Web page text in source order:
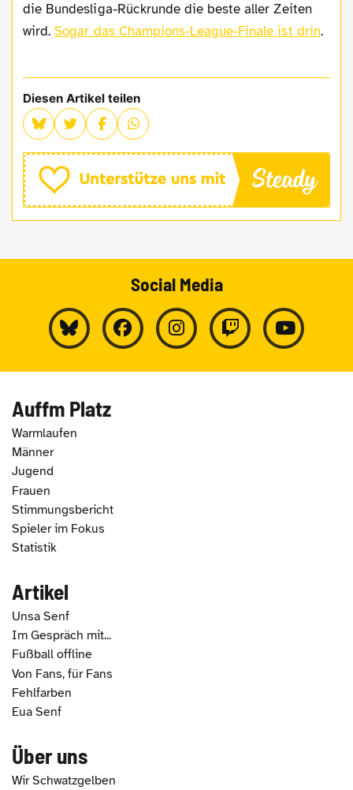
die Bundesliga-Rückrunde die beste aller Zeiten
wird.Sogar das Champions-League-Finale ist drin.
Diesen Artikel teilen
Social Media
Auffm Platz
Warmlaufen
Männer
Jugend
Frauen
Stimmungsbericht
Spieler im Fokus
Statistik
Artikel
Unsa Senf
Im Gespräch mit...
Fußball offline
Von Fans, für Fans
Fehlfarben
Eua Senf
Über uns
Wir Schwatzgelben